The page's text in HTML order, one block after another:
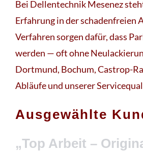
Bei Dellentechnik Mesenez
Erfahrung in der schadenfreien
Verfahren sorgen dafür, dass
werden — oft ohne
Dortmund, Bochum, Castrop-
Abläufe und unserer
Ausgewählte
„Top Arbeit –